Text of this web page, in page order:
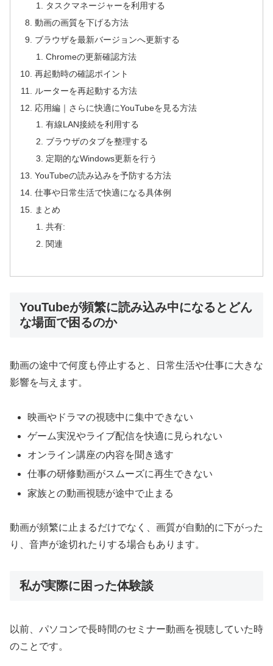
タスクマネージャーを利用する
動画の画質を下げる方法
ブラウザを最新バージョンへ更新する
Chromeの更新確認方法
再起動時の確認ポイント
ルーターを再起動する方法
応用編｜さらに快適にYouTubeを見る方法
有線LAN接続を利用する
ブラウザのタブを整理する
定期的なWindows更新を行う
YouTubeの読み込みを予防する方法
仕事や日常生活で快適になる具体例
まとめ
共有:
関連
YouTubeが頻繁に読み込み中になるとどん
な場面で困るのか
動画の途中で何度も停止すると、日常生活や仕事に大きな
影響を与えます。
映画やドラマの視聴中に集中できない
ゲーム実況やライブ配信を快適に見られない
オンライン講座の内容を聞き逃す
仕事の研修動画がスムーズに再生できない
家族との動画視聴が途中で止まる
動画が頻繁に止まるだけでなく、画質が自動的に下がった
り、音声が途切れたりする場合もあります。
私が実際に困った体験談
以前、パソコンで長時間のセミナー動画を視聴していた時
のことです。